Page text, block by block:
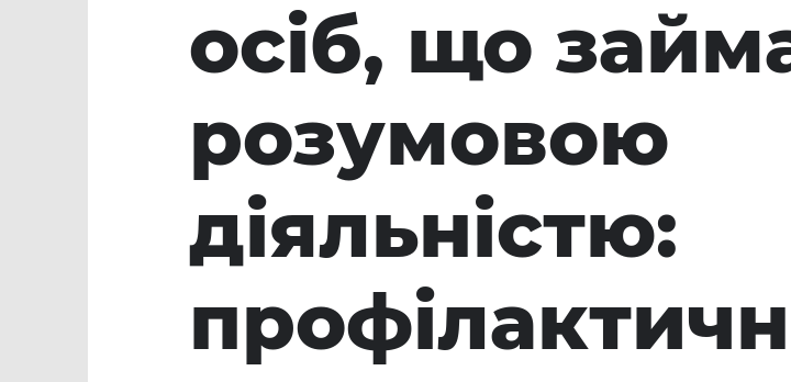
осіб, що
розумовою
діяльністю: